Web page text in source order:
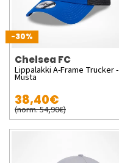
-30%
Chelsea FC
Lippalakki A-Frame Trucker -
Musta
38,40€
(norm. 54,90€)